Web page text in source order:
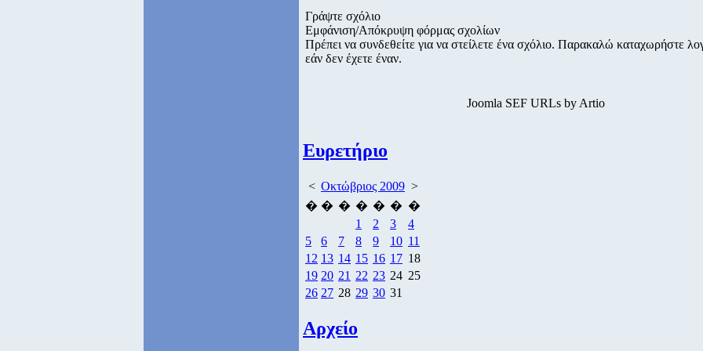
Γράψτε σχόλιο
Εμφάνιση/Απόκρυψη φόρμας σχολίων
Πρέπει να συνδεθείτε για να στείλετε ένα σχόλιο. Παρακαλώ καταχωρήστε
εάν δεν έχετε έναν.
Joomla SEF URLs by Artio
Ευρετήριο
< Οκτώβριος 2009 >
� � � � � � �
1
2 3
4
5
6 7 8 9 10 11
12 13 14 15 16 17 18
19 20 21 22 23 24 25
26 27 28 29 30 31
Αρχείο